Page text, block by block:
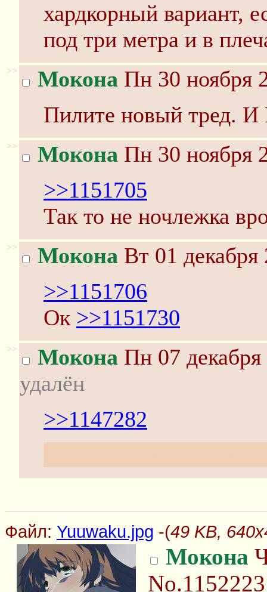
хардкорный вариант,
под три метра и в
>> Мокона Пн 30 ноября
Пилите новый тред. И
>> Мокона Пн 30 ноября
>>1151705
Так то не ночлежка
>> Мокона Вт 01
>>1151706
Ок >>1151730
>> Мокона Пн 07
удалён
>>1147282
Файл: Yuuwaku.jpg -(49 KB,
Мокона
No.1152223